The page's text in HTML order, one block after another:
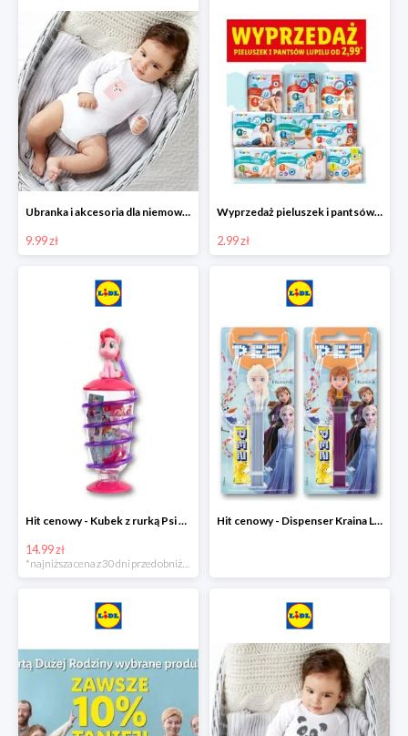
Ubranka i akcesoria dla niemowląt w Lidlu od 9,99 zł
9.99 zł
Wyprzedaż pieluszek i pantsów LUPILU od 2,99 zł
2.99 zł
Hit cenowy - Kubek z rurką Psi Patrol, PONY, Minionki, Peppa
14.99 zł
Hit cenowy - Dispenser Kraina Lodu